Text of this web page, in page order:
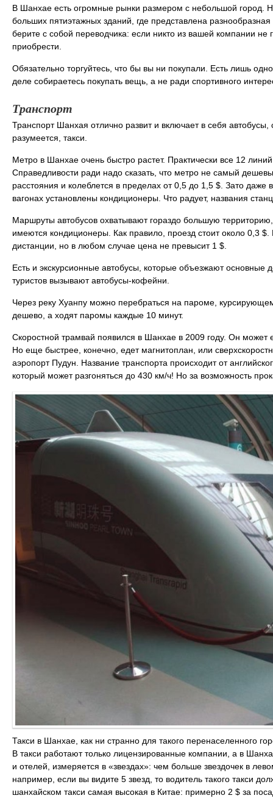
В Шанхае есть огромные рынки размером с небольшой город.
больших пятиэтажных зданий, где представлена
берите с собой переводчика: если никто из вашей компании не
приобрести.
Обязательно торгуйтесь, что бы вы ни покупали. Есть лишь
деле собираетесь покупать вещь, а не ради спортивного
Транспорт
Транспорт Шанхая отлично развит и включает в себя
разумеется, такси.
Метро в Шанхае очень быстро растет. Практически все 12
Справедливости ради надо сказать, что метро не самый
расстояния и колеблется в пределах от 0,5 до 1,5 $. Зато даже
вагонах установлены кондиционеры. Что радует, названия
Маршруты автобусов охватывают гораздо большую
имеются кондиционеры. Как правило, проезд стоит около 0,3
дистанции, но в любом случае цена не превысит 1 $.
Есть и экскурсионные автобусы, которые объезжают
туристов вызывают автобусы-кофейни.
Через реку Хуанпу можно перебраться на пароме,
дешево, а ходят паромы каждые 10 минут.
Скоростной трамвай появился в Шанхае в 2009 году. Он
Но еще быстрее, конечно, едет магнитоплан, или
аэропорт Пудун. Название транспорта происходит от
который может разгоняться до 430 км/ч! Но за возможность
Такси в Шанхае, как ни странно для такого перенаселенного
В такси работают только лицензированные компании, а в
и отелей, измеряется в «звездах»: чем больше звездочек в
например, если вы видите 5 звезд, то водитель такого такси
шанхайском такси самая высокая в Китае: примерно 2 $ за